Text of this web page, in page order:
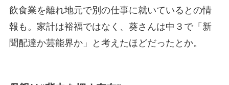
飲食業を離れ地元で別の仕事に就いているとの情
報も。家計は裕福ではなく、葵さんは中３で「新
聞配達か芸能界か」と考えたほどだったとか。